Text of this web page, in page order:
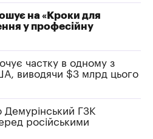
на «Кроки для
у професійну
частку в одному з
виводячи $3 млрд цього
Демурінський ГЗК
російськими